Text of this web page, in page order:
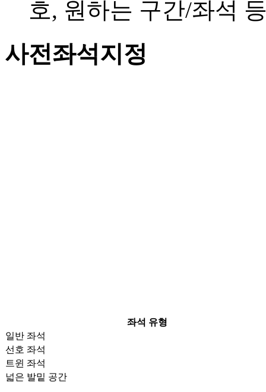
호, 원하는 구간/좌석
사전좌석지정
좌석 유형
일반 좌석
선호 좌석
트윈 좌석
넓은 발밑 공간